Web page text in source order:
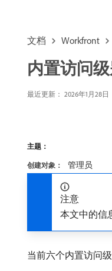
文档 Workfront
内置访问级
最近更新： 2026年1月28日
主题：
创建对象： 管理员
注意
本文中的信
当前六个内置访问